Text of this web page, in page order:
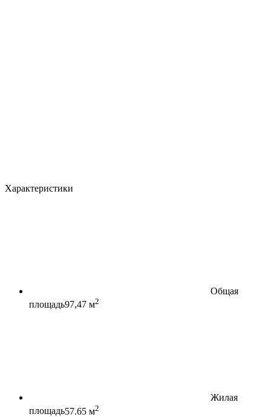
Характеристики
Общая
площадь97,47 м2
Жилая
площадь57.65 м2